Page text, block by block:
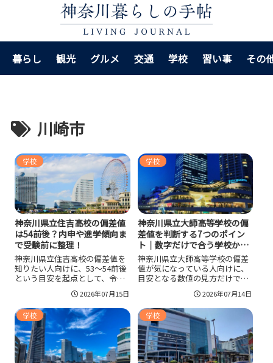
暮らし 観光 グルメ 交通 学校 習い事 その
川崎市
学校
神奈川県立住吉高校の偏差値
は54前後？内申や進学傾向ま
で受験前に整理！
神奈川県立住吉高校の偏差値を
知りたい人向けに、53〜54前後
という目安を起点として、令和8
年度の選考基準、内申と学力検
査の比率、学校の特色、進学傾
向まで整理しました。偏差値だ
けでは判断しにくい住吉高校の
受験しやすさや向いている受験
生像をつかみたいときの参考に
なります。
2026年07月15日
学校
神奈川県立大師高等学校の偏
差値を判断する7つのポイン
ト｜数字だけで合う学校か見
極める！
神奈川県立大師高等学校の偏差
値が気になっている人向けに、
目安となる数値の見方だけでな
く、単位制の学び方、少人数授
業、進路実績、通学のしやすさ
まで整理しました。偏差値だけ
で判断すると見落としやすい学
校の特徴があるため、数字を入
口にしながら、自分に合う高校
かどうかを具体的に見極めたい
人に役立つ内容です。
2026年07月14日
学校 学校